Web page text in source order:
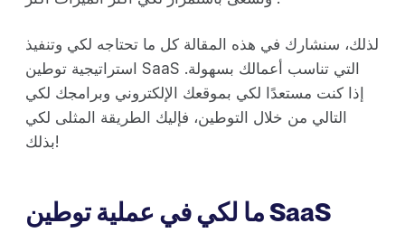
لذلك، سنشارك في هذه المقالة كل ما تحتاجه لكي وتنفيذ
استراتيجية توطين SaaS التي تناسب أعمالك بسهولة.
إذا كنت مستعدًا لكي بموقعك الإلكتروني وبرامجك لكي
التالي من خلال التوطين، فإليك الطريقة المثلى لكي
بذلك!
ما لكي في عملية توطين SaaS